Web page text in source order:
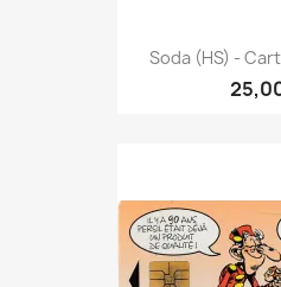
Soda (HS) -